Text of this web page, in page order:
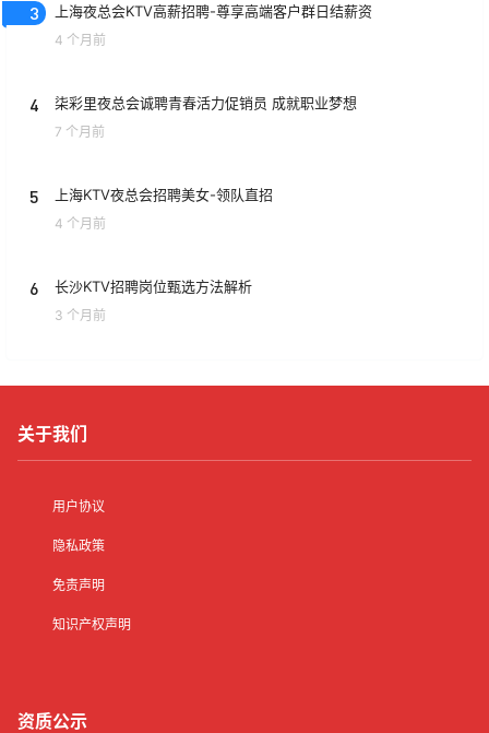
3 上海夜总会KTV高薪招聘-尊享高端客户群日结薪资
4 个月前
4 柒彩里夜总会诚聘青春活力促销员 成就职业梦想
7 个月前
5 上海KTV夜总会招聘美女-领队直招
4 个月前
6 长沙KTV招聘岗位甄选方法解析
3 个月前
关于我们
用户协议
隐私政策
免责声明
知识产权声明
资质公示